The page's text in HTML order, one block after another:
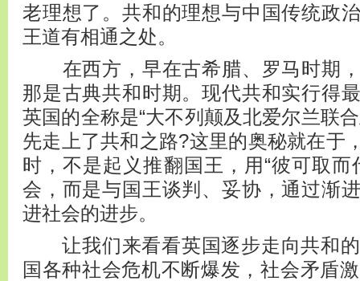
老理想了。共和的理想与中国传统政
王道有相通之处。
在西方，早在古希腊、罗马时期，
那是古典共和时期。现代共和实行得
英国的全称是“大不列颠及北爱尔兰联
先走上了共和之路?这里的奥秘就在于
时，不是起义推翻国王，用“彼可取而
会，而是与国王谈判、妥协，通过渐
进社会的进步。
让我们来看看英国逐步走向共和的
国各种社会危机不断爆发，社会矛盾